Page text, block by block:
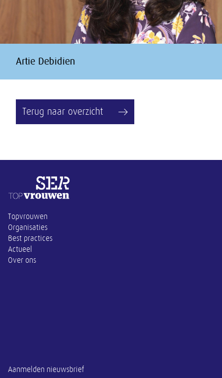
Artie Debidien
Terug naar overzicht
Overige informatie
Aanmelden nieuwsbrief
Topvrouwen
Organisaties
Best practices
Actueel
Over ons